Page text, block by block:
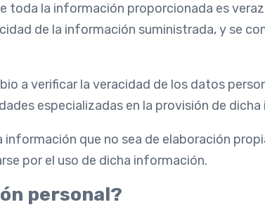
toda la información proporcionada es
de la información suministrada, y se
a verificar la veracidad de los datos
especializadas en la provisión de
que no sea de elaboración
por el uso de dicha información.
personal?